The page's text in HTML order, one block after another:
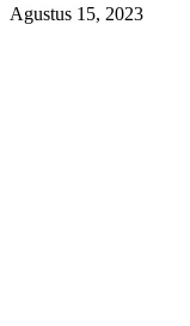
Agustus 15, 2023